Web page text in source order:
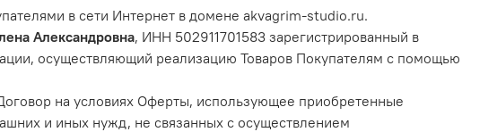
в сети Интернет в домене akvagrim-studio.ru.
Александровна, ИНН 502911701583 зарегистрированный в
осуществляющий реализацию Товаров Покупателям с помощью
на условиях Оферты, использующее приобретенные
и иных нужд, не связанных с осуществлением